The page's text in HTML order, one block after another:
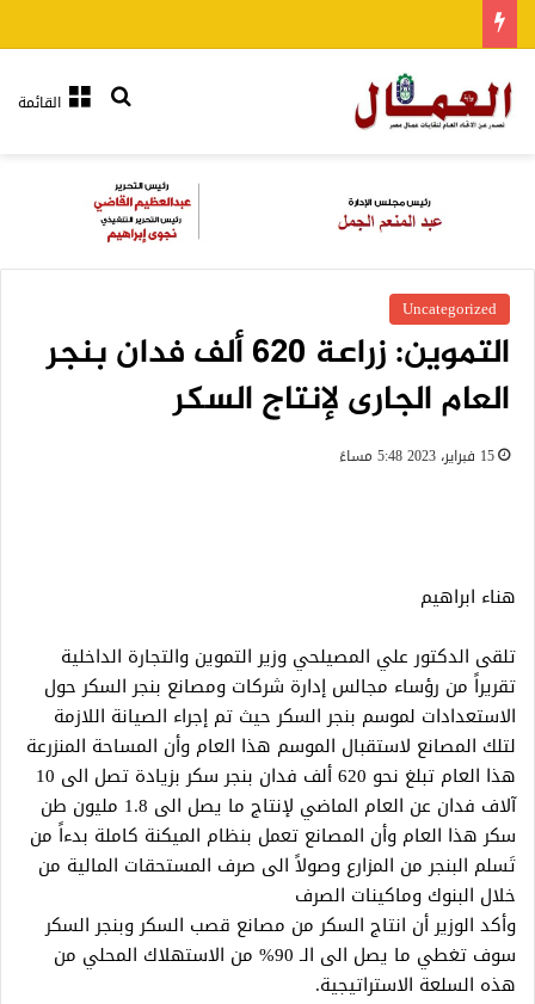
القائمةبحث عن
Uncategorized
التموين: زراعة 620 ألف فدان بنجر
العام الجارى لإنتاج السكر
15 فبراير، 2023 5:48 مساءً
هناء ابراهيم
تلقى الدكتور ‏علي المصيلحي وزير التموين والتجارة الداخلية
تقريراً من ‏رؤساء مجالس إدارة شركات ومصانع بنجر السكر حول
الاستعدادات لموسم بنجر السكر حيث تم إجراء الصيانة اللازمة
‏لتلك المصانع لاستقبال الموسم هذا العام وأن المساحة المنزرعة
هذا العام تبلغ نحو ‏‏620 ألف فدان بنجر سكر بزيادة تصل الى 10
آلاف فدان عن ‏العام الماضي لإنتاج ما يصل الى 1.8 مليون طن
سكر هذا ‏العام وأن المصانع ‏تعمل بنظام الميكنة كاملة بدءاً من
تَسلم البنجر من المزارع ‏وصولاً الى صرف المستحقات المالية من
خلال البنوك ‏وماكينات الصرف
وأكد الوزير أن ‏انتاج السكر من مصانع قصب السكر وبنجر السكر
سوف ‏تغطي ما يصل الى الـ 90% من الاستهلاك المحلي من
هذه ‏السلعة الاستراتيجية.